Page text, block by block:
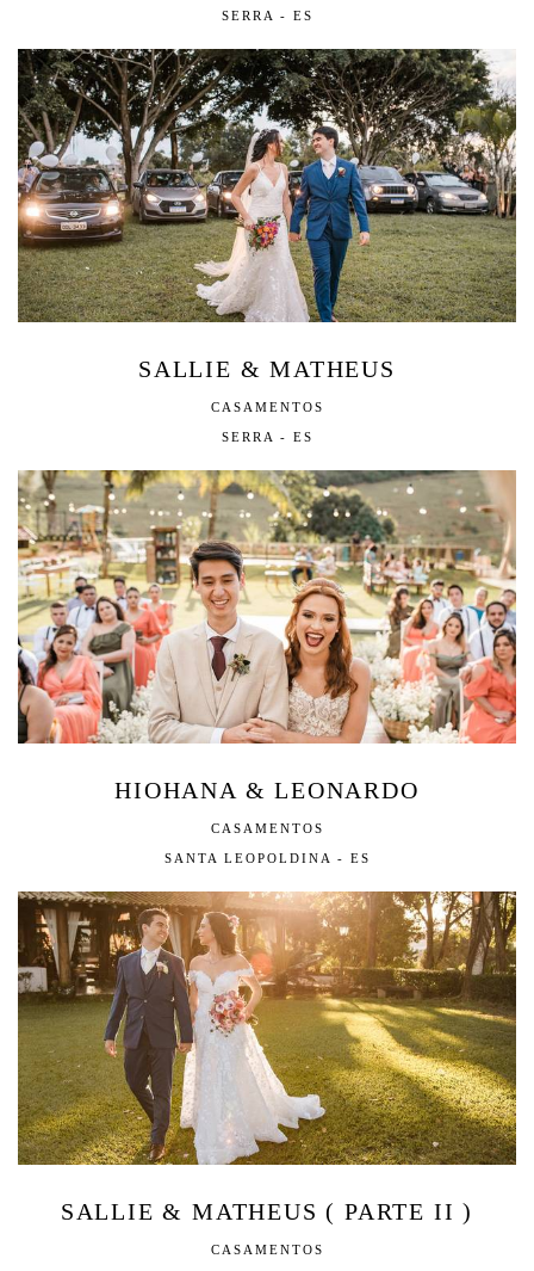
SERRA - ES
SALLIE & MATHEUS
CASAMENTOS
SERRA - ES
HIOHANA & LEONARDO
CASAMENTOS
SANTA LEOPOLDINA - ES
SALLIE & MATHEUS ( PARTE II )
CASAMENTOS